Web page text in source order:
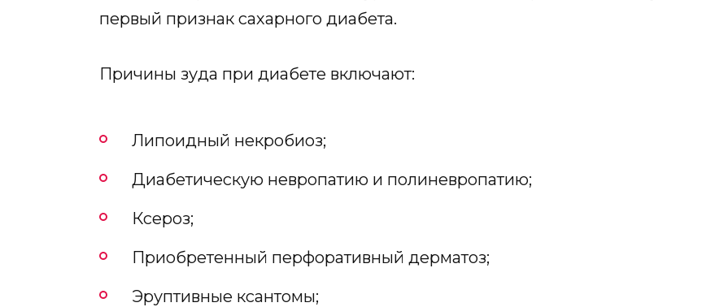
первый признак сахарного диабета.
Причины зуда при диабете включают:
Липоидный некробиоз;
Диабетическую невропатию и полиневропатию;
Ксероз;
Приобретенный перфоративный дерматоз;
Эруптивные ксантомы;